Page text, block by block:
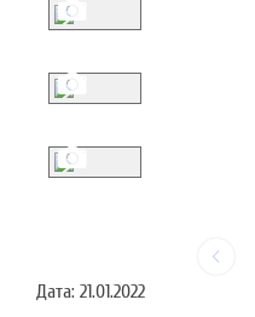
Дата: 21.01.2022